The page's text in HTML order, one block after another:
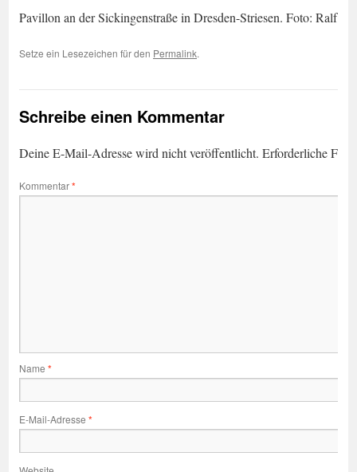
Pavillon an der Sickingenstraße in Dresden-Striesen. Foto: Ralf
Setze ein Lesezeichen für den Permalink.
Schreibe einen Kommentar
Deine E-Mail-Adresse wird nicht veröffentlicht. Erforderliche
Kommentar*
Name *
E-Mail-Adresse *